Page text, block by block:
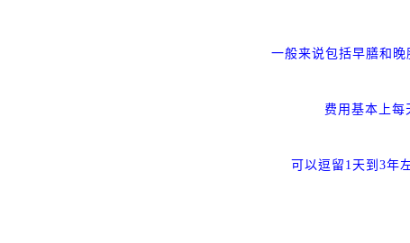
一般来说包括早膳和
费用基本上每
可以逗留 1 天到 3年